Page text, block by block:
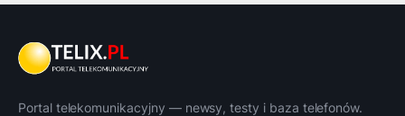
Portal telekomunikacyjny — newsy, testy i baza telefonów.